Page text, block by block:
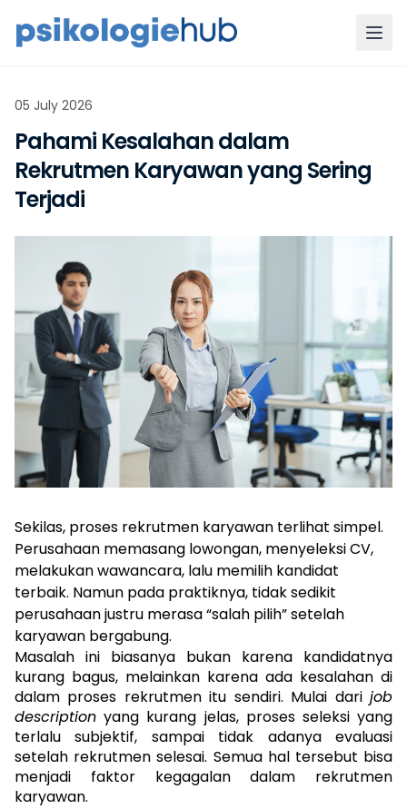
05 July 2026
Pahami Kesalahan dalam
Rekrutmen Karyawan yang Sering
Terjadi
Sekilas, proses rekrutmen karyawan terlihat simpel.
Perusahaan memasang lowongan, menyeleksi CV,
melakukan wawancara, lalu memilih kandidat
terbaik. Namun pada praktiknya, tidak sedikit
perusahaan justru merasa “salah pilih” setelah
karyawan bergabung.
Masalah ini biasanya bukan karena kandidatnya
kurang bagus, melainkan karena ada kesalahan di
dalam proses rekrutmen itu sendiri. Mulai dari job
description yang kurang jelas, proses seleksi yang
terlalu subjektif, sampai tidak adanya evaluasi
setelah rekrutmen selesai. Semua hal tersebut bisa
menjadi faktor kegagalan dalam rekrutmen
karyawan.